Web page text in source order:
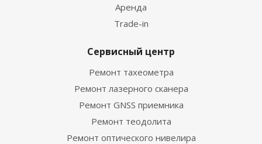
Аренда
Trade-in
Сервисный центр
Ремонт тахеометра
Ремонт лазерного сканера
Ремонт GNSS приемника
Ремонт теодолита
Ремонт оптического нивелира